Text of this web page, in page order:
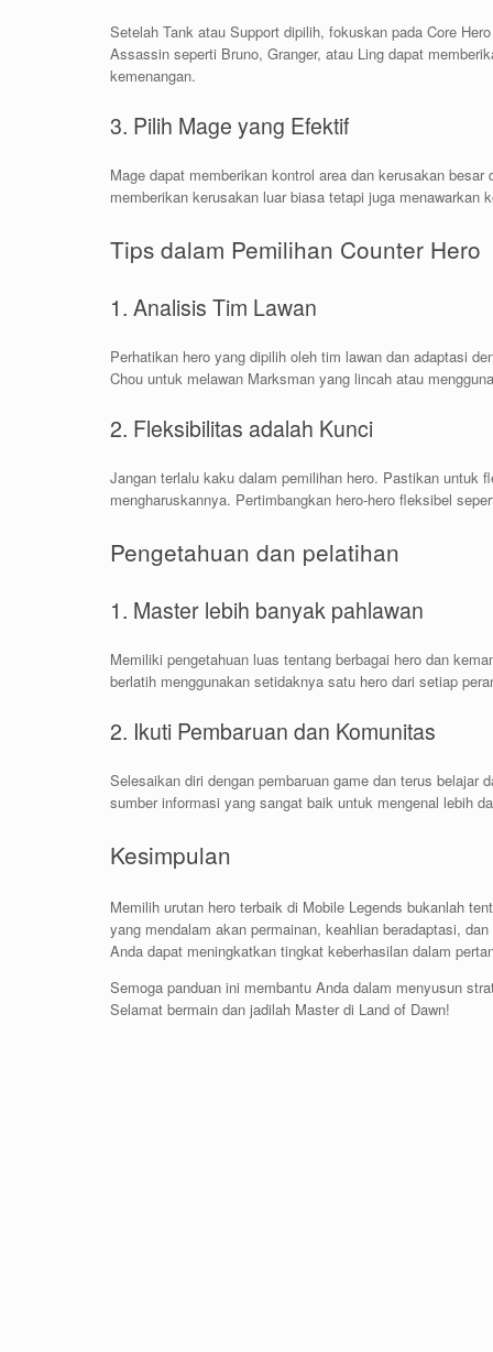
Setelah Tank atau Support dipilih, fokuskan pada Core
Assassin seperti Bruno, Granger, atau Ling dapat
kemenangan.
3. Pilih Mage yang Efektif
Mage dapat memberikan kontrol area dan kerusakan
memberikan kerusakan luar biasa tetapi juga menawarkan
Tips dalam Pemilihan Counter Hero
1. Analisis Tim Lawan
Perhatikan hero yang dipilih oleh tim lawan dan adaptasi
Chou untuk melawan Marksman yang lincah atau
2. Fleksibilitas adalah Kunci
Jangan terlalu kaku dalam pemilihan hero. Pastikan untuk
mengharuskannya. Pertimbangkan hero-hero fleksibel
Pengetahuan dan pelatihan
1. Master lebih banyak pahlawan
Memiliki pengetahuan luas tentang berbagai hero dan
berlatih menggunakan setidaknya satu hero dari setiap
2. Ikuti Pembaruan dan Komunitas
Selesaikan diri dengan pembaruan game dan terus
sumber informasi yang sangat baik untuk mengenal lebih
Kesimpulan
Memilih urutan hero terbaik di Mobile Legends bukanlah
yang mendalam akan permainan, keahlian beradaptasi,
Anda dapat meningkatkan tingkat keberhasilan dalam
Semoga panduan ini membantu Anda dalam menyusun
Selamat bermain dan jadilah Master di Land of Dawn!